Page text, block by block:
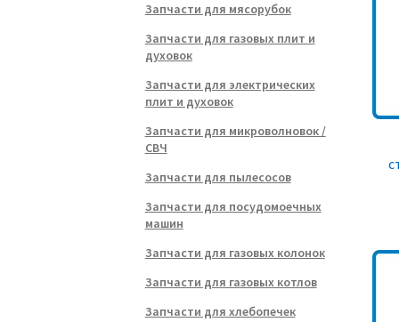
Запчасти для мясорубок
Запчасти для газовых плит и
духовок
Запчасти для электрических
плит и духовок
Запчасти для микроволновок /
СВЧ
Запчасти для пылесосов
Запчасти для посудомоечных
машин
Запчасти для газовых колонок
Запчасти для газовых котлов
Запчасти для хлебопечек